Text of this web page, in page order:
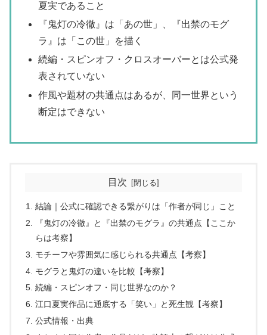
夏実であること
『鬼灯の冷徹』は「あの世」、『出禁のモグ
ラ』は「この世」を描く
続編・スピンオフ・クロスオーバーとは公式発
表されていない
作風や題材の共通点はあるが、同一世界という
断定はできない
目次
結論｜公式に確認できる繋がりは「作者が同じ」こと
『鬼灯の冷徹』と『出禁のモグラ』の共通点【ここか
らは考察】
モチーフや雰囲気に感じられる共通点【考察】
モグラと鬼灯の違いを比較【考察】
続編・スピンオフ・同じ世界なのか？
江口夏実作品に通底する「笑い」と死生観【考察】
公式情報・出典